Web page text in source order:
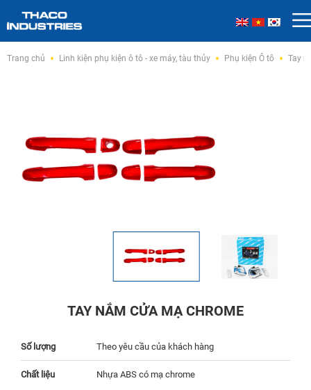
Trang chủ Linh kiện phụ kiện ô tô - xe máy, tàu thủy Phụ kiện Ô tô Tay
TAY NẮM CỬA MẠ CHROME
Số lượng Theo yêu cầu của khách hàng
Chất liệu Nhựa ABS có mạ chrome